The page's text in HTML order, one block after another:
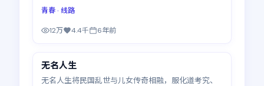
观众，更新至6集
青春· 线路
12万 4.4千 6年前
热门
无名人生
无名人生将民国乱世与儿女传奇相融，服化道考究、